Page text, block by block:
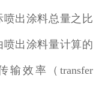
出涂料总量之比
出涂料量计算的
输效率（transfer